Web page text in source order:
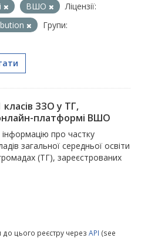
ВШО
Ліцензії:
Групи:
класів ЗЗО у ТГ,
платформі ВШО
про частку
загальної середньої освіти
(ТГ), зареєстрованих
цього реєстру через API (see